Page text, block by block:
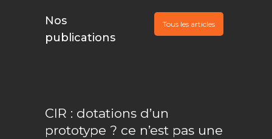
Nos
publications
Tous les articles
CIR : dotations d’un
prototype ? ce n’est pas une